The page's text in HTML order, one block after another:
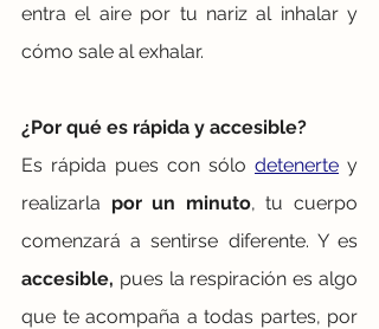
entra el aire por tu nariz al inhalar y
cómo sale al exhalar.
¿Por qué es rápida y accesible?
Es rápida pues con sólo detenerte y
realizarla por un minuto, tu cuerpo
accesible, pues la respiración es algo
que te acompaña a todas partes, por